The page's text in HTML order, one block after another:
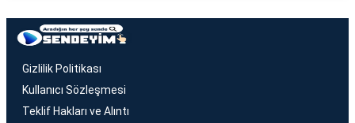
Gizlilik Politikası
Kullanıcı Sözleşmesi
Teklif Hakları ve Alıntı